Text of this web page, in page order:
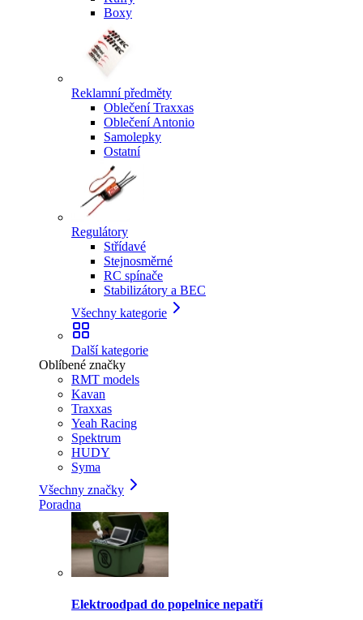
Boxy
Reklamní předměty
Oblečení Traxxas
Oblečení Antonio
Samolepky
Ostatní
Regulátory
Střídavé
Stejnosměrné
RC spínače
Stabilizátory a BEC
Všechny kategorie
Další kategorie
Oblíbené značky
RMT models
Kavan
Traxxas
Yeah Racing
Spektrum
HUDY
Syma
Všechny značky
Poradna
Elektroodpad do popelnice nepatří